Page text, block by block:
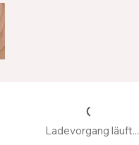
Ladevorgang läuft...